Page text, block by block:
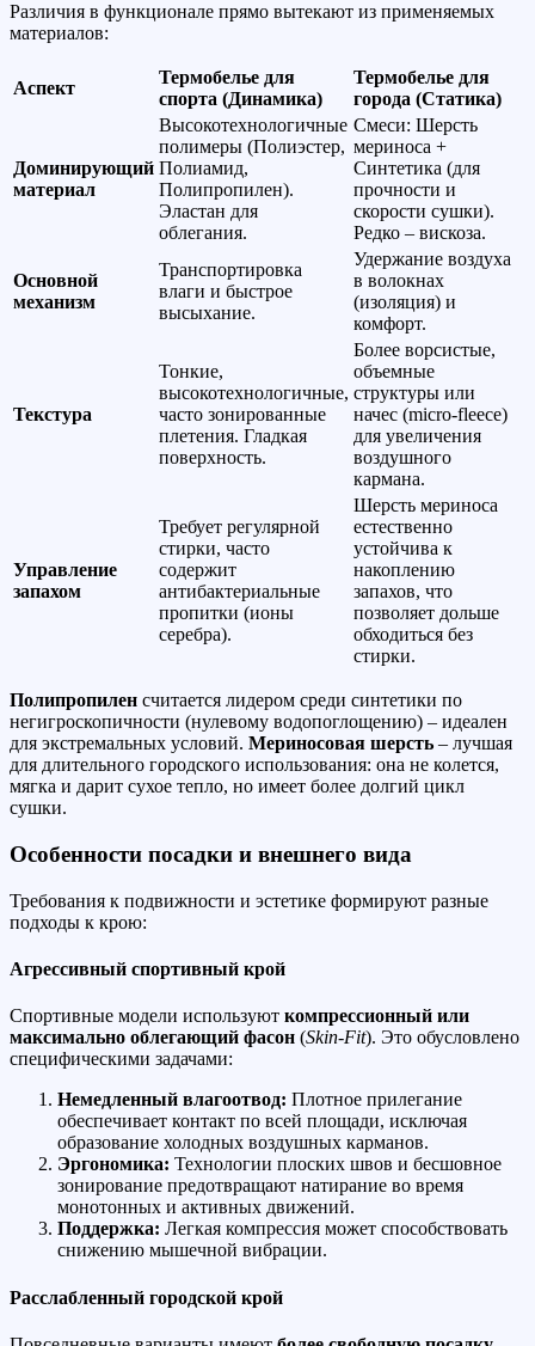
Различия в функционале прямо вытекают из применяемых
материалов:
Аспект
Термобелье для
спорта (Динамика)
Термобелье для
города (Статика)
Доминирующий
материал
Высокотехнологичные
полимеры (Полиэстер,
Полиамид,
Полипропилен).
Эластан для
облегания.
Смеси: Шерсть
мериноса +
Синтетика (для
прочности и
скорости сушки).
Редко – вискоза.
Основной
механизм
Транспортировка
влаги и быстрое
высыхание.
Удержание воздуха
в волокнах
(изоляция) и
комфорт.
Текстура
Тонкие,
высокотехнологичные,
часто зонированные
плетения. Гладкая
поверхность.
Более ворсистые,
объемные
структуры или
начес (micro-fleece)
для увеличения
воздушного
кармана.
Управление
запахом
Требует регулярной
стирки, часто
содержит
антибактериальные
пропитки (ионы
серебра).
Шерсть мериноса
естественно
устойчива к
накоплению
запахов, что
позволяет дольше
обходиться без
стирки.
Полипропилен считается лидером среди синтетики по
негигроскопичности (нулевому водопоглощению) – идеален
для экстремальных условий. Мериносовая шерсть – лучшая
для длительного городского использования: она не колется,
мягка и дарит сухое тепло, но имеет более долгий цикл
сушки.
Особенности посадки и внешнего вида
Требования к подвижности и эстетике формируют разные
подходы к крою:
Агрессивный спортивный крой
Спортивные модели используют компрессионный или
максимально облегающий фасон (Skin-Fit). Это обусловлено
специфическими задачами:
Немедленный влагоотвод: Плотное прилегание
обеспечивает контакт по всей площади, исключая
образование холодных воздушных карманов.
Эргономика: Технологии плоских швов и бесшовное
зонирование предотвращают натирание во время
монотонных и активных движений.
Поддержка: Легкая компрессия может способствовать
снижению мышечной вибрации.
Расслабленный городской крой